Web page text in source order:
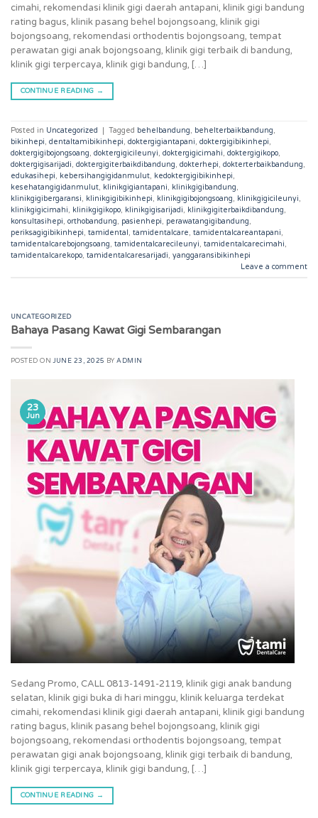
cimahi, rekomendasi klinik gigi daerah antapani, klinik gigi bandung
rating bagus, klinik pasang behel bojongsoang, klinik gigi
bojongsoang, rekomendasi orthodentis bojongsoang, tempat
perawatan gigi anak bojongsoang, klinik gigi terbaik di bandung,
klinik gigi terpercaya, klinik gigi bandung, […]
CONTINUE READING →
Posted in Uncategorized | Tagged behelbandung, behelterbaikbandung,
bikinhepi, dentaltamibikinhepi, doktergigiantapani, doktergigibikinhepi,
doktergigibojongsoang, doktergigicileunyi, doktergigicimahi, doktergigikopo,
doktergigisarijadi, doktergigiterbaikdibandung, dokterhepi, dokterterbaikbandung,
edukasihepi, kebersihangigidanmulut, kedoktergigibikinhepi,
kesehatangigidanmulut, klinikgigiantapani, klinikgigibandung,
klinikgigibergaransi, klinikgigibikinhepi, klinikgigibojongsoang, klinikgigicileunyi,
klinikgigicimahi, klinikgigikopo, klinikgigisarijadi, klinikgigiterbaikdibandung,
konsultasihepi, orthobandung, pasienhepi, perawatangigibandung,
periksagigibikinhepi, tamidental, tamidentalcare, tamidentalcareantapani,
tamidentalcarebojongsoang, tamidentalcarecileunyi, tamidentalcarecimahi,
tamidentalcarekopo, tamidentalcaresarijadi, yanggaransibikinhepi
Leave a comment
UNCATEGORIZED
Bahaya Pasang Kawat Gigi Sembarangan
POSTED ONJUNE 23, 2025 BYADMIN
23
Jun
Sedang Promo, CALL 0813-1491-2119, klinik gigi anak bandung
selatan, klinik gigi buka di hari minggu, klinik keluarga terdekat
cimahi, rekomendasi klinik gigi daerah antapani, klinik gigi bandung
rating bagus, klinik pasang behel bojongsoang, klinik gigi
bojongsoang, rekomendasi orthodentis bojongsoang, tempat
perawatan gigi anak bojongsoang, klinik gigi terbaik di bandung,
klinik gigi terpercaya, klinik gigi bandung, […]
CONTINUE READING →